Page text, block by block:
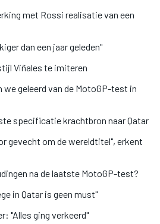
met Rossi realisatie van een
dan een jaar geleden"
Viñales te imiteren
we geleerd van de MotoGP-test in
specificatie krachtbron naar Qatar
gevecht om de wereldtitel", erkent
na de laatste MotoGP-test?
in Qatar is geen must"
"Alles ging verkeerd"